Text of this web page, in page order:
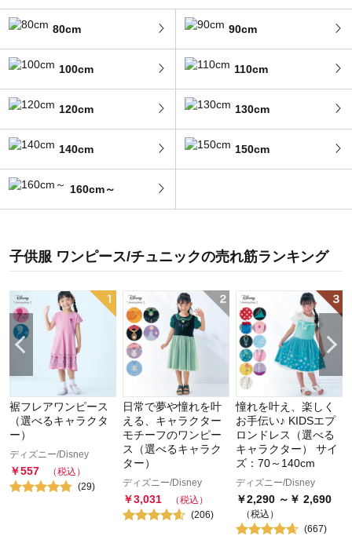
80cm 90cm
100cm 110cm
120cm 130cm
140cm 150cm
160cm～
子供服 ワンピース/チュニックの売れ筋ランキング
裾フレアワンピース
（選べるキャラクタ
ー）
ディズニー/Disney
￥557
（税込）
(29)
日常で夢や憧れを叶
える、キャラクター
モチーフのワンピー
ス（選べるキャラク
ター）
ディズニー/Disney
￥3,031
（税込）
(206)
憧れを叶え、楽しく
お手伝い♪ KIDSエプ
ロンドレス（選べる
キャラクター） サイ
ズ：70～140cm
ディズニー/Disney
￥2,290 ～￥ 2,690
（税込）
(667)